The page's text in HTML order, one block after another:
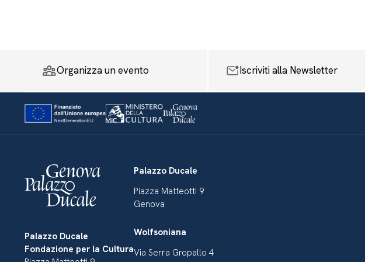
Organizza un evento Iscriviti alla Newsletter
Palazzo Ducale
Fondazione per la Cultura
Palazzo Ducale
Piazza Matteotti 9
Genova
Wolfsoniana
Via Serra Gropallo 4